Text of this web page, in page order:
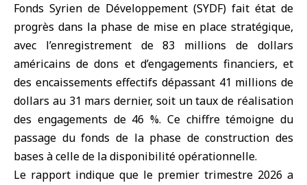
Fonds Syrien de Développement (SYDF) fait état de
progrès dans la phase de mise en place stratégique,
avec l’enregistrement de 83 millions de dollars
américains de dons et d’engagements financiers, et
des encaissements effectifs dépassant 41 millions de
dollars au 31 mars dernier, soit un taux de réalisation
des engagements de 46 %. Ce chiffre témoigne du
passage du fonds de la phase de construction des
bases à celle de la disponibilité opérationnelle.
Le rapport indique que le premier trimestre 2026 a